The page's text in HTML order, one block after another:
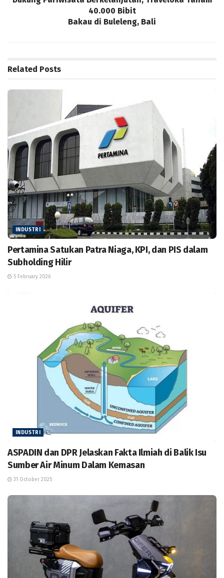
40.000 Bibit
Bakau di Buleleng, Bali
Related Posts
INDUSTRI
Pertamina Satukan Patra Niaga, KPI, dan PIS dalam
Subholding Hilir
5 February 2026
INDUSTRI
ASPADIN dan DPR Jelaskan Fakta Ilmiah di Balik Isu
Sumber Air Minum Dalam Kemasan
31 October 2025